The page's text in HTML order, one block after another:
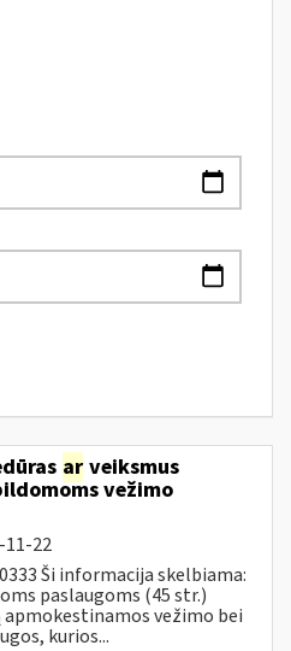
ar veiksmus
vežimo
11-22
Ši informacija skelbiama:
paslaugoms (45 str.)
vežimo bei
kurios...